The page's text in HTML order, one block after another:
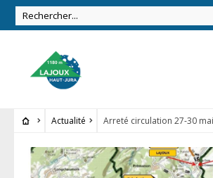
Actualité Arreté circulation 27-30